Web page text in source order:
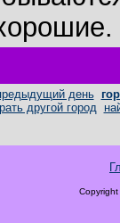
день
другой город